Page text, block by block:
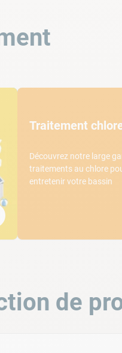
Traitement
Découvrez notre large
traitements au chlore
entretenir votre bassin
de